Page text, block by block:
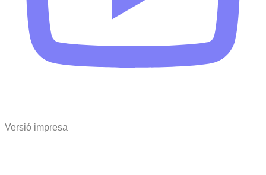
Versió impresa